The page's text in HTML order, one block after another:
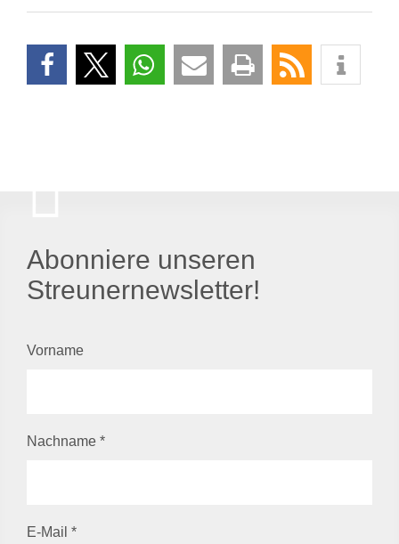
Abonniere unseren
Streunernewsletter!
Vorname
Nachname *
E-Mail *